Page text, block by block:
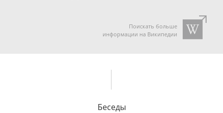
Поискать больше
информации на Википедии
Беседы